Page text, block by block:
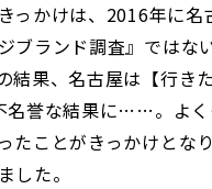
っかけは、2016年に名
ブランド調査』ではな
結果、名古屋は【行き
名誉な結果に……。よく
たことがきっかけとな
した。